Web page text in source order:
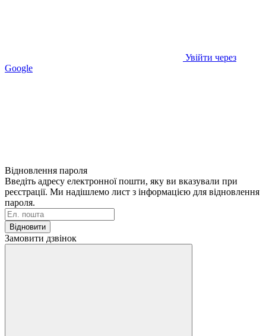
Увійти через
Google
Відновлення пароля
Введіть адресу електронної пошти, яку ви вказували при
реєстрації. Ми надішлемо лист з інформацією для відновлення
пароля.
Відновити
Замовити дзвінок